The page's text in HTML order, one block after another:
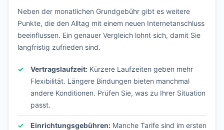
Neben der monatlichen Grundgebühr gibt es weitere
Punkte, die den Alltag mit einem neuen Internetanschluss
beeinflussen. Ein genauer Vergleich lohnt sich, damit Sie
langfristig zufrieden sind.
Vertragslaufzeit: Kürzere Laufzeiten geben mehr
Flexibilität. Längere Bindungen bieten manchmal
andere Konditionen. Prüfen Sie, was zu Ihrer Situation
passt.
Einrichtungsgebühren: Manche Tarife sind im ersten